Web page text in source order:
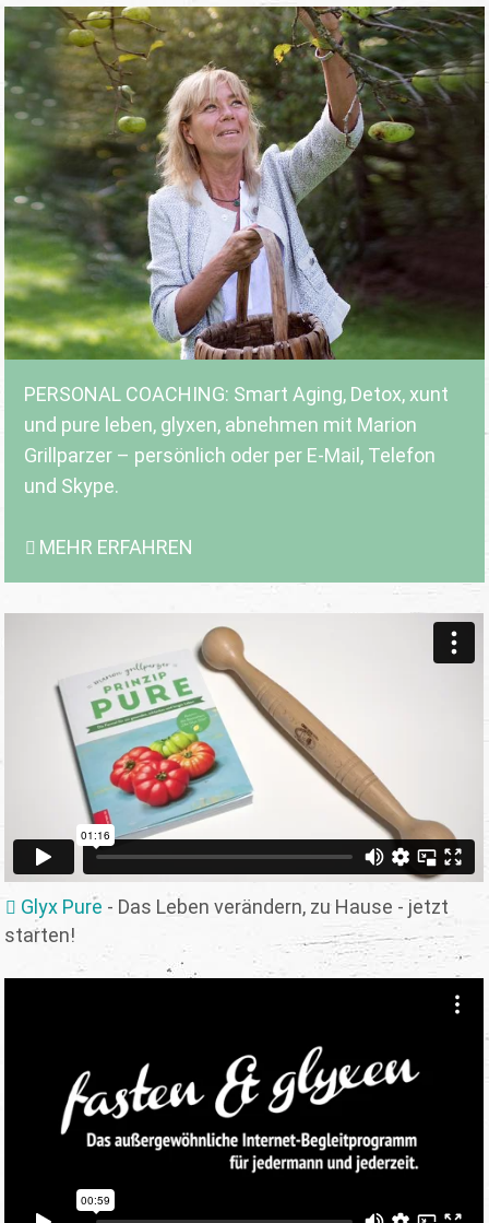
PERSONAL COACHING: Smart Aging, Detox, xunt
und pure leben, glyxen, abnehmen mit Marion
Grillparzer – persönlich oder per E-Mail, Telefon
und Skype.
MEHR ERFAHREN
Glyx Pure - Das Leben verändern, zu Hause - jetzt
starten!